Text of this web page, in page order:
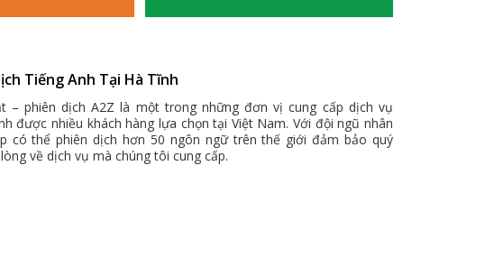
Tiếng Anh Tại Hà Tĩnh
– phiên dịch A2Z là một trong những đơn vị cung cấp dịch vụ
được nhiều khách hàng lựa chọn tại Việt Nam. Với đội ngũ nhân
có thể phiên dịch hơn 50 ngôn ngữ trên thế giới đảm bảo quý
về dịch vụ mà chúng tôi cung cấp.